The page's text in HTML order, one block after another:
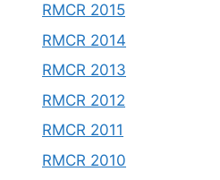
RMCR 2015
RMCR 2014
RMCR 2013
RMCR 2012
RMCR 2011
RMCR 2010